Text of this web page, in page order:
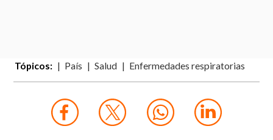
Tópicos: País Salud Enfermedades respiratorias